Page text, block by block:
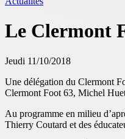
Le Clermont
Jeudi 11/10/2018
Une délégation du Clermont
Clermont Foot 63, Michel
Au programme en milieu
Thierry Coutard et des